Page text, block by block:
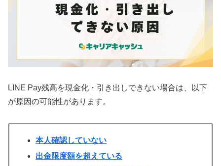
LINE Pay残高を現金化・引き出しできない場合は、以下
が原因の可能性があります。
本人確認していない
出金限度額を超えている